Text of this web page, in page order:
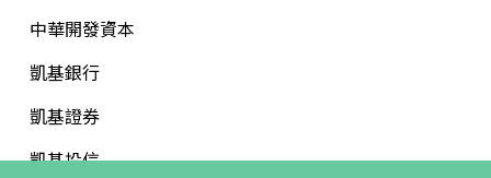
中華開發資本
凱基銀行
凱基證券
凱基投信